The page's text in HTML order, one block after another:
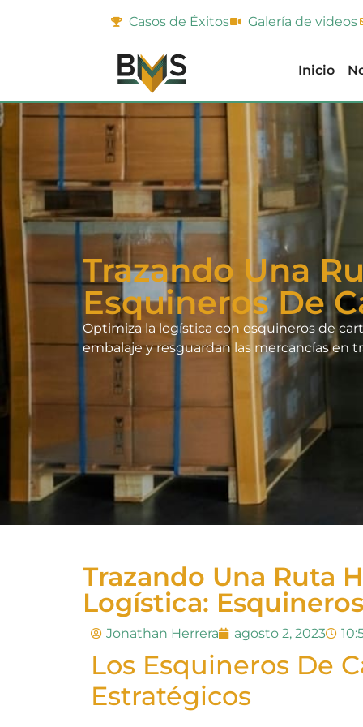
Casos de Éxitos Galería de videos
Inicio
Trazando Una
Esquineros De
Optimiza la logística con esquineros de
embalaje y resguardan las mercancías en
Trazando Una Ruta
Logística:
Jonathan Herrera agosto 2, 2023
Los Esquineros De
Estratégicos